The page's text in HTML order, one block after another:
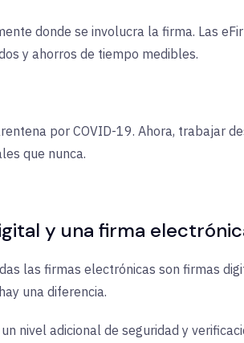
donde se involucra la firma. Las
y ahorros de tiempo medibles.
por COVID-19. Ahora, trabajar
que nunca.
y una firma
las firmas electrónicas son firmas
una diferencia.
nivel adicional de seguridad y